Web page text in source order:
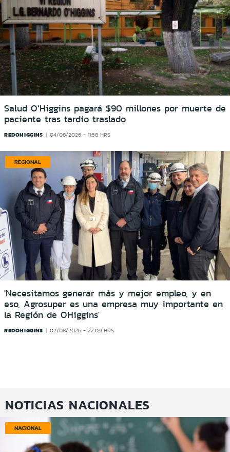
Salud O’Higgins pagará $90 millones por muerte de
paciente tras tardío traslado
REDOHIGGINS 04/08/2026 - 11:58 HRS
REGIONAL
'Necesitamos generar más y mejor empleo, y en
eso, Agrosuper es una empresa muy importante en
la Región de OHiggins'
REDOHIGGINS 02/08/2026 - 22:09 HRS
NOTICIAS NACIONALES
NACIONAL